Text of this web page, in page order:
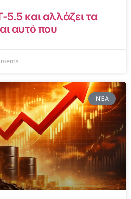
5.5 και αλλάζει τα
αυτό που
ΝΈΑ